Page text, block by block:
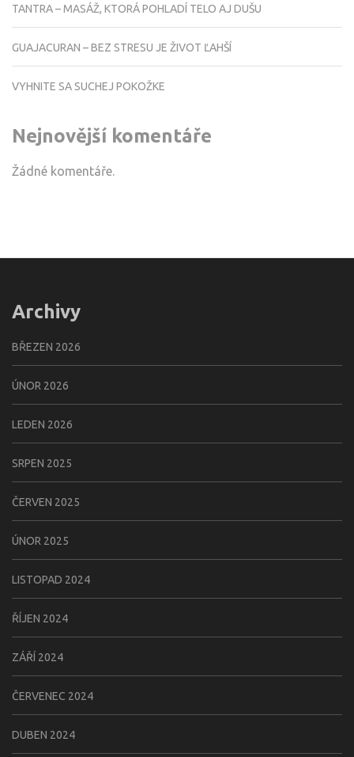
TANTRA – MASÁŽ, KTORÁ POHLADÍ TELO AJ DUŠU
GUAJACURAN – BEZ STRESU JE ŽIVOT ĽAHŠÍ
VYHNITE SA SUCHEJ POKOŽKE
Nejnovější komentáře
Žádné komentáře.
Archivy
BŘEZEN 2026
ÚNOR 2026
LEDEN 2026
SRPEN 2025
ČERVEN 2025
ÚNOR 2025
LISTOPAD 2024
ŘÍJEN 2024
ZÁŘÍ 2024
ČERVENEC 2024
DUBEN 2024